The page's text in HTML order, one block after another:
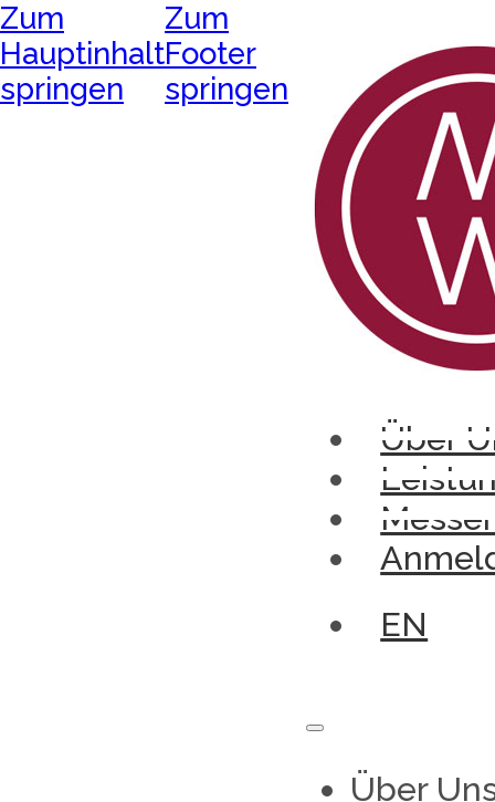
Zum
Hauptinhalt
springen
Zum
Footer
springen
Über
EN
Über